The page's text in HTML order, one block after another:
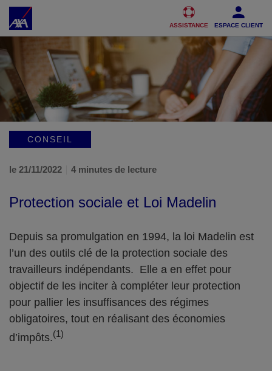
Accéder au Contenu Accéder au Pied de page
ASSISTANCE ESPACE CLIENT
CONSEIL
le 21/11/2022 4 minutes de lecture
Protection sociale et Loi Madelin
Depuis sa promulgation en 1994, la loi Madelin est
l’un des outils clé de la protection sociale des
travailleurs indépendants. Elle a en effet pour
objectif de les inciter à compléter leur protection
pour pallier les insuffisances des régimes
obligatoires, tout en réalisant des économies
d’impôts.(1)